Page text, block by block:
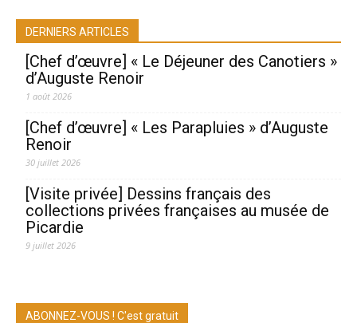
DERNIERS ARTICLES
[Chef d’œuvre] « Le Déjeuner des Canotiers »
d’Auguste Renoir
1 août 2026
[Chef d’œuvre] « Les Parapluies » d’Auguste
Renoir
30 juillet 2026
[Visite privée] Dessins français des
collections privées françaises au musée de
Picardie
9 juillet 2026
ABONNEZ-VOUS ! C'est gratuit